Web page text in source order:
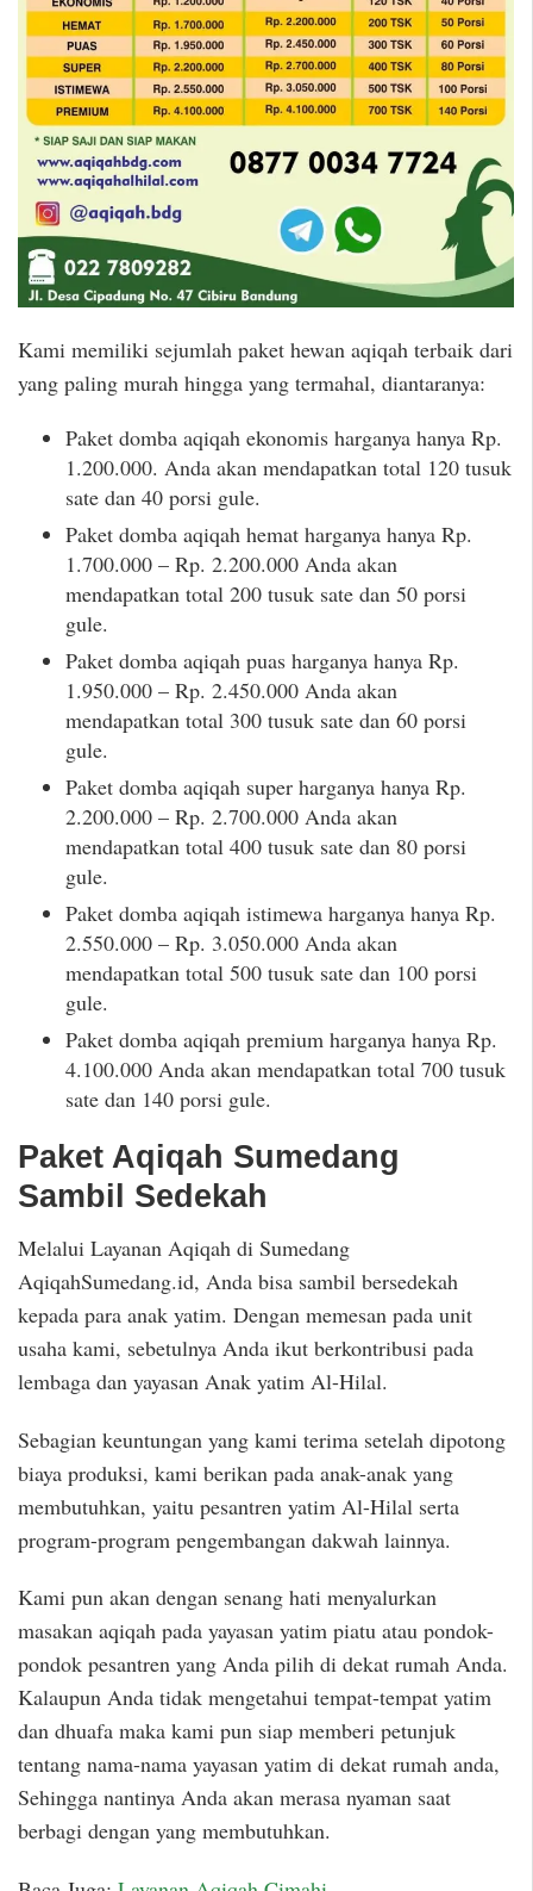
Kami memiliki sejumlah paket hewan aqiqah terbaik dari
yang paling murah hingga yang termahal, diantaranya:
Paket domba aqiqah ekonomis harganya hanya Rp.
1.200.000. Anda akan mendapatkan total 120 tusuk
sate dan 40 porsi gule.
Paket domba aqiqah hemat harganya hanya Rp.
1.700.000 – Rp. 2.200.000 Anda akan
mendapatkan total 200 tusuk sate dan 50 porsi
gule.
Paket domba aqiqah puas harganya hanya Rp.
1.950.000 – Rp. 2.450.000 Anda akan
mendapatkan total 300 tusuk sate dan 60 porsi
gule.
Paket domba aqiqah super harganya hanya Rp.
2.200.000 – Rp. 2.700.000 Anda akan
mendapatkan total 400 tusuk sate dan 80 porsi
gule.
Paket domba aqiqah istimewa harganya hanya Rp.
2.550.000 – Rp. 3.050.000 Anda akan
mendapatkan total 500 tusuk sate dan 100 porsi
gule.
Paket domba aqiqah premium harganya hanya Rp.
4.100.000 Anda akan mendapatkan total 700 tusuk
sate dan 140 porsi gule.
Paket Aqiqah Sumedang
Sambil Sedekah
Melalui Layanan Aqiqah di Sumedang
AqiqahSumedang.id, Anda bisa sambil bersedekah
kepada para anak yatim. Dengan memesan pada unit
usaha kami, sebetulnya Anda ikut berkontribusi pada
lembaga dan yayasan Anak yatim Al-Hilal.
Sebagian keuntungan yang kami terima setelah dipotong
biaya produksi, kami berikan pada anak-anak yang
membutuhkan, yaitu pesantren yatim Al-Hilal serta
program-program pengembangan dakwah lainnya.
Kami pun akan dengan senang hati menyalurkan
masakan aqiqah pada yayasan yatim piatu atau pondok-
pondok pesantren yang Anda pilih di dekat rumah Anda.
Kalaupun Anda tidak mengetahui tempat-tempat yatim
dan dhuafa maka kami pun siap memberi petunjuk
tentang nama-nama yayasan yatim di dekat rumah anda,
Sehingga nantinya Anda akan merasa nyaman saat
berbagi dengan yang membutuhkan.